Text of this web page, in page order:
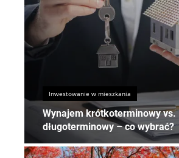
Inwestowanie w mieszkania
Wynajem krótkoterminowy vs.
długoterminowy – co wybrać?